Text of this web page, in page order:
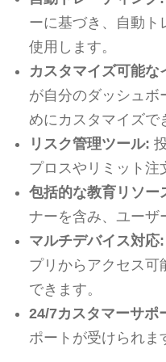
ーに基づき、自動ト
使用します。
カスタマイズ可能な
が自分のダッシュボ
めにカスタマイズで
リスク管理ツール:
プロスやリミット注
包括的な教育リソー
ナーを含み、ユーザ
マルチデバイス対応:
プリからアクセス可
できます。
24/7カスタマーサポ
ポートが受けられま